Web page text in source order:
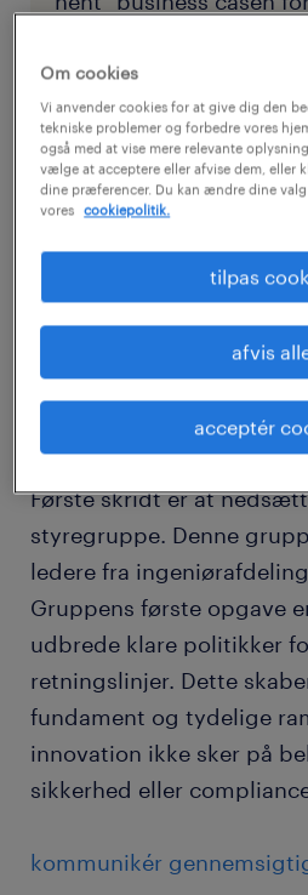
fase 1: det
(måned 1-2)
kommunikation. Det er
strukturer, der er
problemfri overgang, og
organisationen fra dag ét.
etablering af styring
Første skridt er at
styregruppe. Denne
ledere fra
Gruppens første opgave
udbrede klare politikker
retningslinjer. Dette
fundament og tydelige
innovation ikke sker på
sikkerhed eller
kommunikér
Om cookies
Vi anvender cookies for at give dig den
tekniske problemer og forbedre vores
også med at vise mere relevante
vælge at acceptere eller afvise dem, eller
dine præferencer. Du kan ændre dine
vores
cookiepolitik.
tilpas
afvis
acceptér